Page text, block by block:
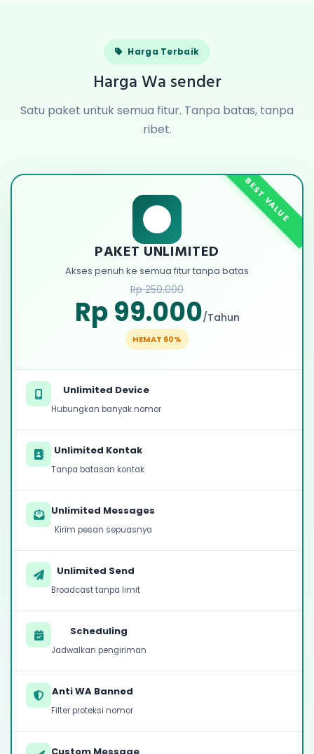
Harga Terbaik
Harga Wa sender
Satu paket untuk semua fitur. Tanpa batas, tanpa
ribet.
BEST VALUE
PAKET UNLIMITED
Akses penuh ke semua fitur tanpa batas
Rp 250.000
Rp 99.000/Tahun
HEMAT 60%
Unlimited Device
Hubungkan banyak nomor
Unlimited Kontak
Tanpa batasan kontak
Unlimited Messages
Kirim pesan sepuasnya
Unlimited Send
Broadcast tanpa limit
Scheduling
Jadwalkan pengiriman
Anti WA Banned
Filter proteksi nomor